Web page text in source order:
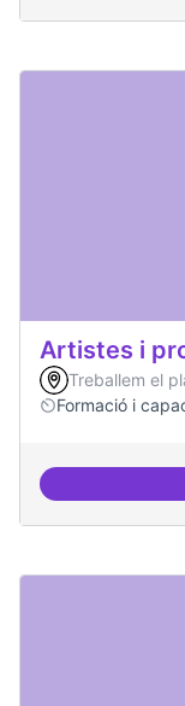
Artistes i
Treballem el
Formació i